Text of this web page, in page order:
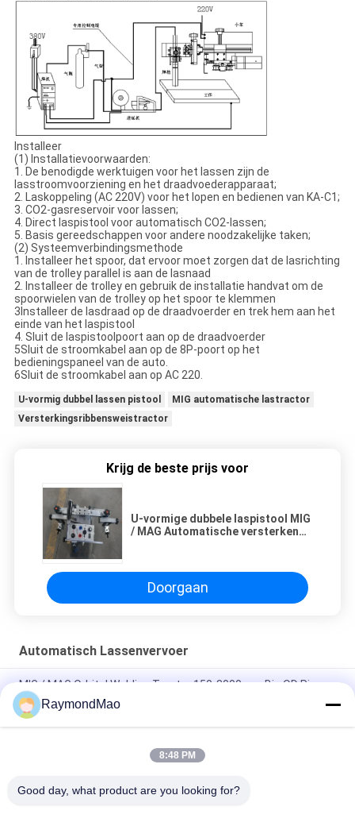
Installeer
(1) Installatievoorwaarden:
1. De benodigde werktuigen voor het lassen zijn de
lasstroomvoorziening en het draadvoederapparaat;
2. Laskoppeling (AC 220V) voor het lopen en bedienen van KA-C1;
3. CO2-gasreservoir voor lassen;
4. Direct laspistool voor automatisch CO2-lassen;
5. Basis gereedschappen voor andere noodzakelijke taken;
(2) Systeemverbindingsmethode
1. Installeer het spoor, dat ervoor moet zorgen dat de lasrichting
van de trolley parallel is aan de lasnaad
2. Installeer de trolley en gebruik de installatie handvat om de
spoorwielen van de trolley op het spoor te klemmen
3Installeer de lasdraad op de draadvoerder en trek hem aan het
einde van het laspistool
4. Sluit de laspistoolpoort aan op de draadvoerder
5Sluit de stroomkabel aan op de 8P-poort op het
bedieningspaneel van de auto.
6Sluit de stroomkabel aan op AC 220.
U-vormig dubbel lassen pistool
MIG automatische lastractor
Versterkingsribbensweistractor
Krijg de beste prijs voor
U-vormige dubbele laspistool MIG
/ MAG Automatische versterkende
Doorgaan
Automatisch Lassenvervoer
MIG / MAG Orbital Welding Tractor 150-3000mm Big OD Pipe
Auto Welding
MIG Auto CO2 Welding Trolley Horizontaal spoor Welding
RaymondMao
8:48 PM
Good day, what product are you looking for?